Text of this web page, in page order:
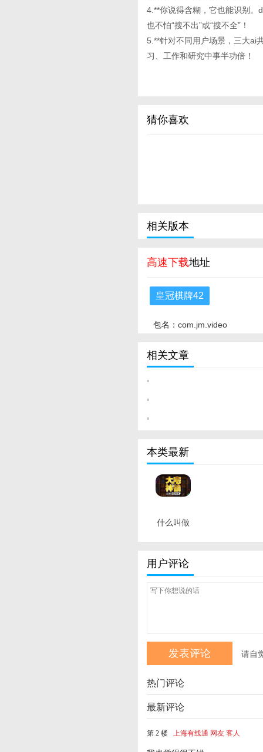
4.**你说得含糊，它也能识别
也不怕“搜不出”或“搜不全”！
5.**针对不同用户场景，三大ai
习、工作和研究中事半功倍！
猜你喜欢
相关版本
高速下载地址
皇冠棋牌42
包名：com.jm.video
相关文章
本类最新
什么叫做
用户评论
请自
热门评论
最新评论
第 2 楼 上海有线通 网友 客人